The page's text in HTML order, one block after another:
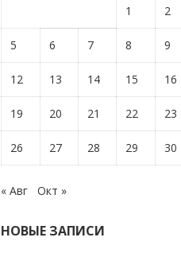
1 2
5 6 7 8 9
12 13 14 15 16
19 20 21 22 23
26 27 28 29 30
« Авг Окт »
НОВЫЕ ЗАПИСИ